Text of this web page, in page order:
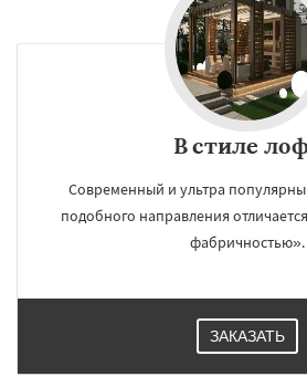
В стиле
Современный и ультра
подобного направления
фабричностью».
ЗАКАЗАТЬ